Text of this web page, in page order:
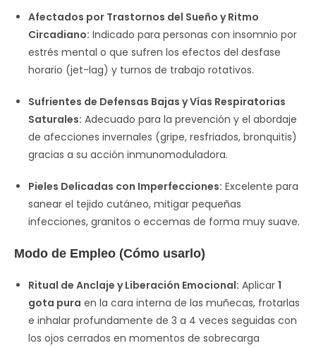
Afectados por Trastornos del Sueño y Ritmo
Circadiano: Indicado para personas con insomnio por
estrés mental o que sufren los efectos del desfase
horario (jet-lag) y turnos de trabajo rotativos.
Sufrientes de Defensas Bajas y Vías Respiratorias
Saturales: Adecuado para la prevención y el abordaje
de afecciones invernales (gripe, resfriados, bronquitis)
gracias a su acción inmunomoduladora.
Pieles Delicadas con Imperfecciones: Excelente para
sanear el tejido cutáneo, mitigar pequeñas
infecciones, granitos o eccemas de forma muy suave.
Modo de Empleo (Cómo usarlo)
Ritual de Anclaje y Liberación Emocional: Aplicar 1
gota pura en la cara interna de las muñecas, frotarlas
e inhalar profundamente de 3 a 4 veces seguidas con
los ojos cerrados en momentos de sobrecarga